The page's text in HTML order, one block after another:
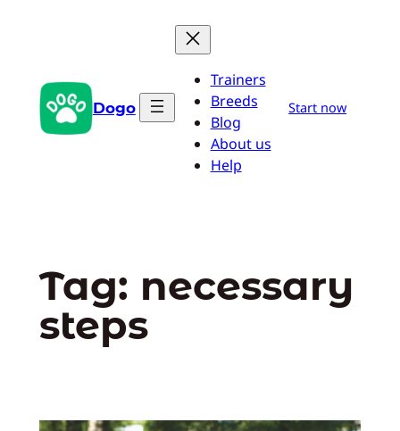
conteúdo Dogo
Trainers
Breeds
Blog
About us
Help
Start now
Tag: necessary
steps